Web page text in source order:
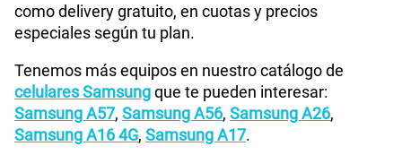
como delivery gratuito, en cuotas y precios
especiales según tu plan.
Tenemos más equipos en nuestro catálogo de
celulares Samsungque te pueden interesar:
Samsung A57, Samsung A56, Samsung A26,
Samsung A16 4G, Samsung A17.